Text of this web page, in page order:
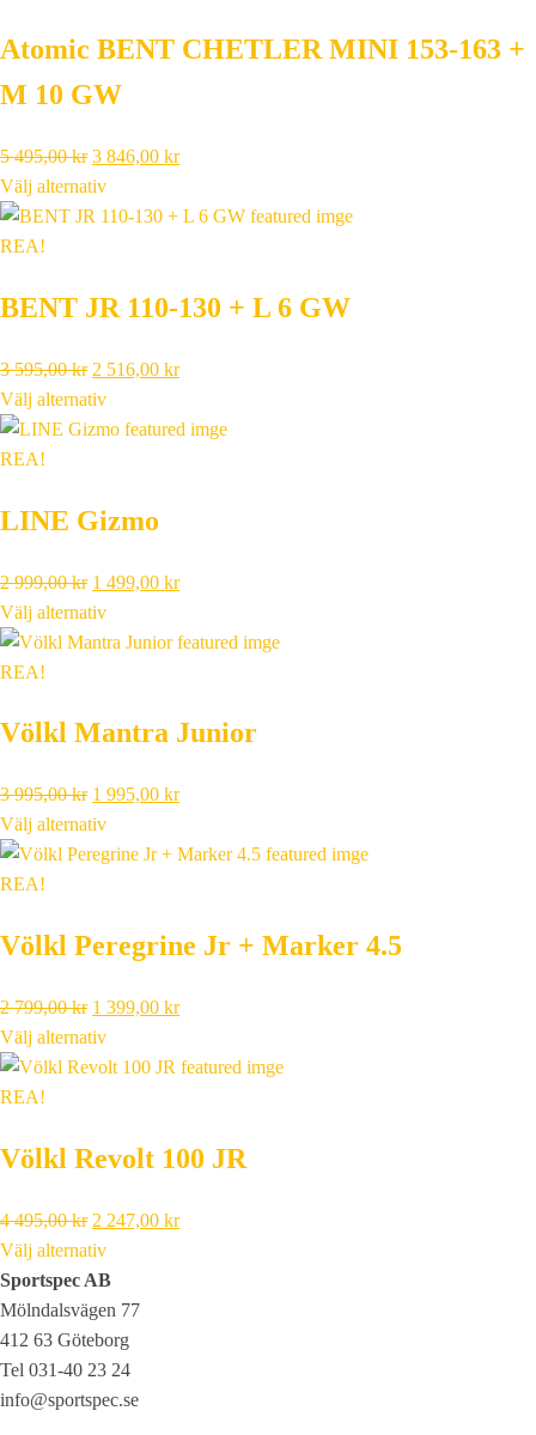
Atomic BENT CHETLER MINI 153-163 +
M 10 GW
5 495,00kr Det
ursprungliga
priset
495,00 kr.
3 846,00 krDet
priset
846,00 kr.
Välj alternativ
REA!
BENT JR 110-130 + L 6 GW
3 595,00kr Det
ursprungliga
priset
595,00 kr.
2 516,00 krDet
priset
Välj alternativ
REA!
LINE Gizmo
2 999,00kr Det
ursprungliga
priset
999,00 kr.
1 499,00 krDet
priset
499,00 kr.
Välj alternativ
REA!
Völkl Mantra Junior
3 995,00kr Det
ursprungliga
priset
995,00 kr.
1 995,00 krDet
priset
995,00 kr.
Välj alternativ
REA!
Völkl Peregrine Jr + Marker 4.5
2 799,00kr Det
ursprungliga
priset
799,00 kr.
1 399,00 krDet
priset
399,00 kr.
Välj alternativ
REA!
Völkl Revolt 100 JR
4 495,00kr Det
ursprungliga
priset
var:
4
495,00 kr.
2 247,00 krDet
Välj alternativ
Sportspec AB
Mölndalsvägen 77
412 63 Göteborg
Tel 031-40 23 24
info@sportspec.se